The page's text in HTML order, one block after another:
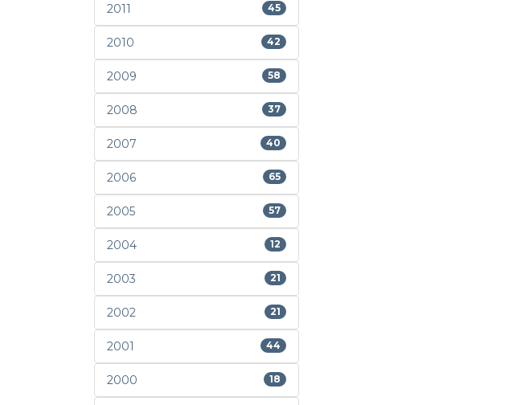
2011 45
2010 42
2009 58
2008 37
2007 40
2006 65
2005 57
2004 12
2003 21
2002 21
2001 44
2000 18